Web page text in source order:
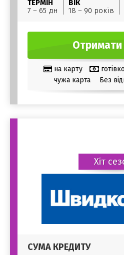
ТЕРМІН
7 – 65 дн
ВІК
18 – 90 років
Отримати
на карту
чужа карта
Без
Хіт
СУМА КРЕДИТУ